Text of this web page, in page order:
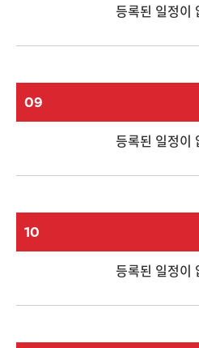
등록된 일정이
09
등록된 일정이
10
등록된 일정이